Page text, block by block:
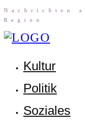
Nach­rich­ten
Region
Kul­tur
Poli­tik
Sozia­les